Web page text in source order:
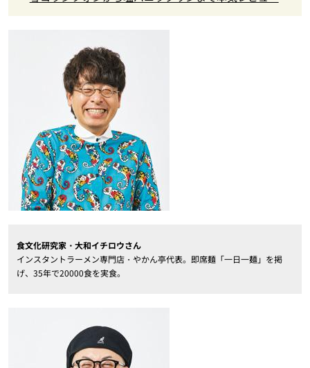
食文化研究家・大和イチロウさん
インスタントラーメン専門店・やかん亭代表。即席麺「一日一麺」を掲
げ、35年で20000食を実食。